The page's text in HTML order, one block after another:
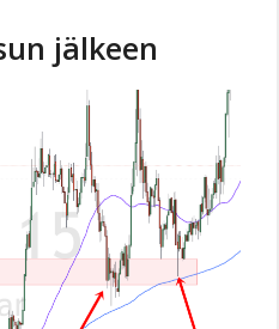
jälkeen